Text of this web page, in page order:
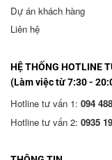
Dự án khách hàng
Liên hệ
HỆ THỐNG HOTLINE
(Làm việc từ 7:30 -
Hotline tư vấn 1: 094
Hotline tư vấn 2: 0935